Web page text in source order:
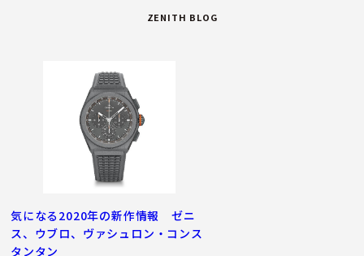
ZENITH BLOG
気になる2020年の新作情報 ゼニ
ス、ウブロ、ヴァシュロン・コンス
タンタン